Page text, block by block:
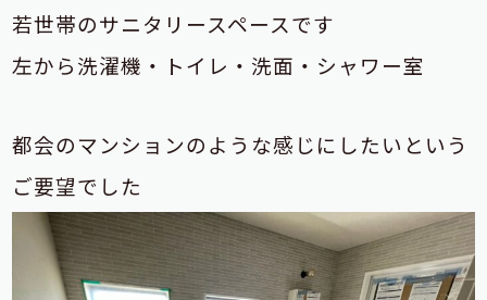
若世帯のサニタリースペースです
左から洗濯機・トイレ・洗面・シャワー室
都会のマンションのような感じにしたいという
ご要望でした